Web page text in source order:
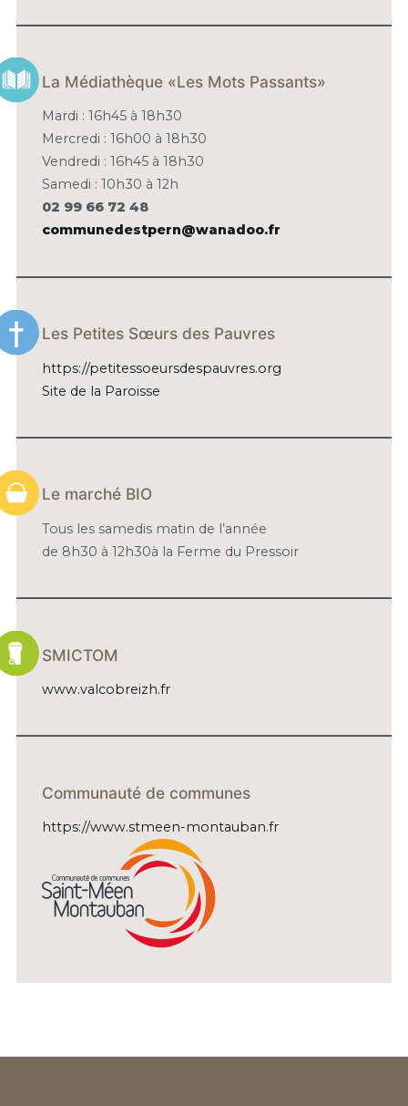
La Médiathèque «Les Mots Passants»
Mardi : 16h45 à 18h30
Mercredi : 16h00 à 18h30
Vendredi : 16h45 à 18h30
Samedi : 10h30 à 12h
02 99 66 72 48
communedestpern@wanadoo.fr
Les Petites Sœurs des Pauvres
https://petitessoeursdespauvres.org
Site de la Paroisse
Le marché BIO
Tous les samedis matin de l’année
de 8h30 à 12h30à la Ferme du Pressoir
SMICTOM
www.valcobreizh.fr
Communauté de communes
https://www.stmeen-montauban.fr